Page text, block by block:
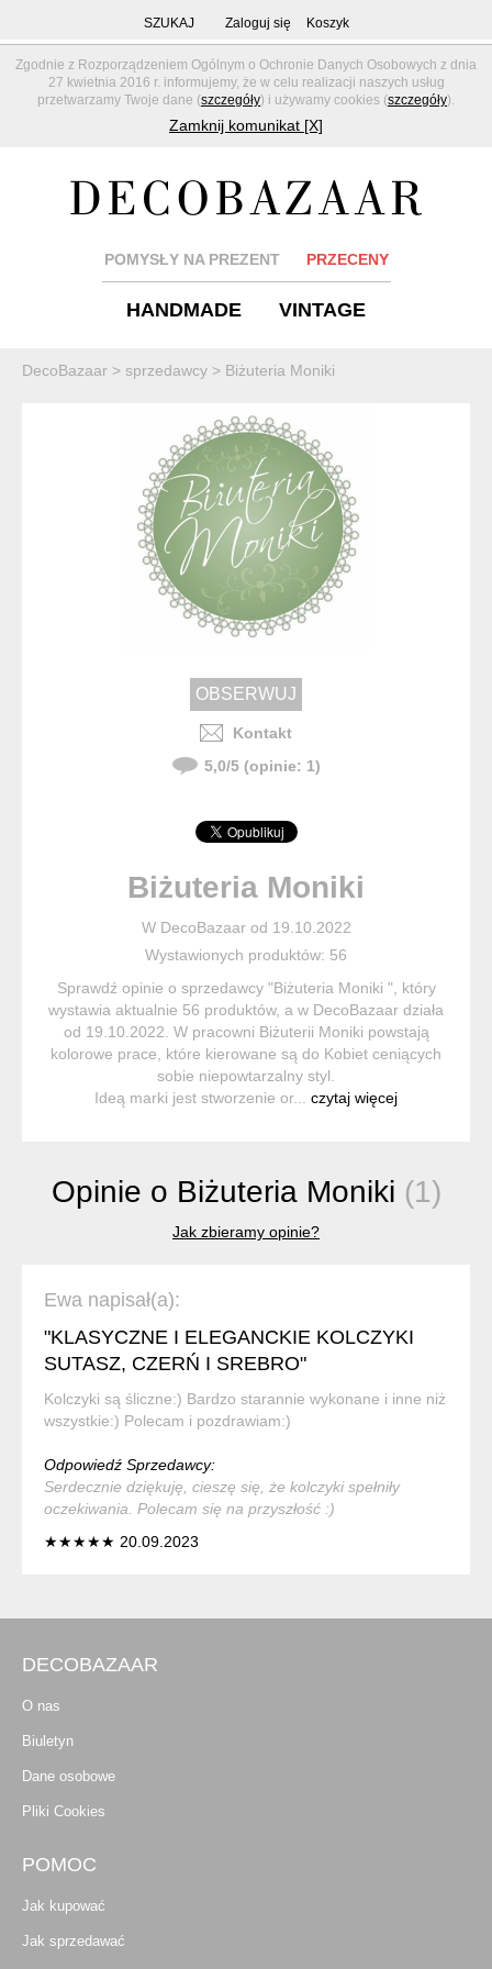
Zgodnie z Rozporządzeniem Ogólnym o Ochronie Danych Osobowych z dnia
27 kwietnia 2016 r. informujemy, że w celu realizacji naszych usług
przetwarzamy Twoje dane (szczegóły) i używamy cookies (szczegóły).
Zamknij komunikat [X]
SZUKAJ Zaloguj się Koszyk
POMYSŁY NA PREZENT PRZECENY
HANDMADE VINTAGE
DecoBazaar > sprzedawcy > Biżuteria Moniki
Kontakt
5,0/5(opinie: 1)
Biżuteria Moniki
W DecoBazaar od 19.10.2022
Wystawionych produktów: 56
Sprawdź opinie o sprzedawcy "Biżuteria Moniki ", który
wystawia aktualnie 56 produktów, a w DecoBazaar działa
od 19.10.2022. W pracowni Biżuterii Moniki powstają
kolorowe prace, które kierowane są do Kobiet ceniących
sobie niepowtarzalny styl.
Ideą marki jest stworzenie or... czytaj więcej
Opinie o Biżuteria Moniki (1)
Jak zbieramy opinie?
Ewa napisał(a):
"KLASYCZNE I ELEGANCKIE KOLCZYKI
SUTASZ, CZERŃ I SREBRO"
Kolczyki są śliczne:) Bardzo starannie wykonane i inne niż
wszystkie:) Polecam i pozdrawiam:)
Odpowiedź Sprzedawcy:
Serdecznie dziękuję, cieszę się, że kolczyki spełniły
oczekiwania. Polecam się na przyszłość :)
★★★★★ 20.09.2023
DECOBAZAAR
O nas
Biuletyn
Dane osobowe
Pliki Cookies
POMOC
Jak kupować
Jak sprzedawać